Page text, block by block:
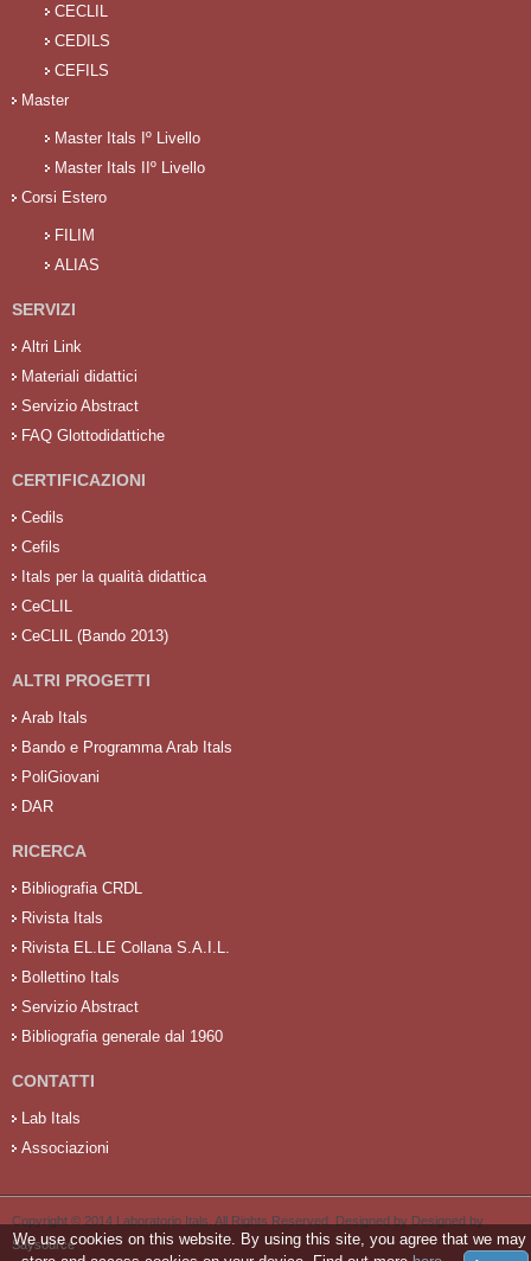
CECLIL
CEDILS
CEFILS
Master
Master Itals Iº Livello
Master Itals IIº Livello
Corsi Estero
FILIM
ALIAS
SERVIZI
Altri Link
Materiali didattici
Servizio Abstract
FAQ Glottodidattiche
CERTIFICAZIONI
Cedils
Cefils
Itals per la qualità didattica
CeCLIL
CeCLIL (Bando 2013)
ALTRI PROGETTI
Arab Itals
Bando e Programma Arab Itals
PoliGiovani
DAR
RICERCA
Bibliografia CRDL
Rivista Itals
Rivista EL.LE Collana S.A.I.L.
Bollettino Itals
Servizio Abstract
Bibliografia generale dal 1960
CONTATTI
Lab Itals
Associazioni
Copyright © 2014 Laboratorio Itals. All Rights Reserved. Designed by Designed by
Saysource.
We use cookies on this website. By using this site, you agree that we may